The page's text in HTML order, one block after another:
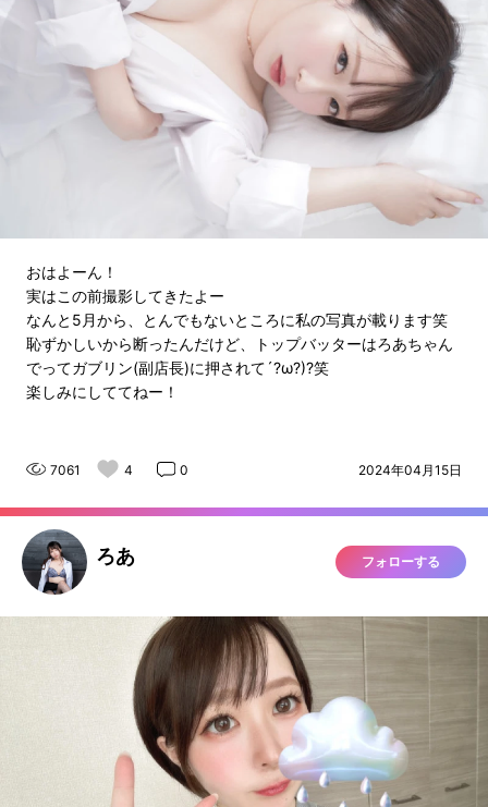
おはよーん！
実はこの前撮影してきたよー
なんと5月から、とんでもないところに私の写真が載ります笑
恥ずかしいから断ったんだけど、トップバッターはろあちゃん
でってガブリン(副店長)に押されて´?ω?)?笑
楽しみにしててねー！
7061 4 0 2024年04月15日
ろあ フォローする